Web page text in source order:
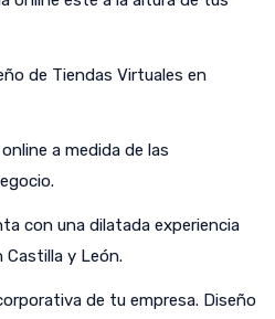
de Tiendas Virtuales en
a medida de las
con una dilatada experiencia
Castilla y León.
de tu empresa. Diseño